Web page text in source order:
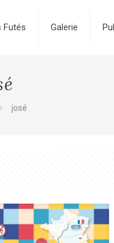
Futés Galerie
josé